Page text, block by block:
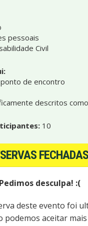
pessoais
Civil
de encontro
descritos
10
Pedimos desculpa! :(
deste evento foi
podemos aceitar